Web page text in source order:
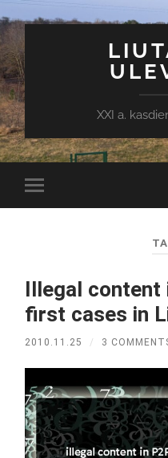
XXI a.
Toggle
mobile
Illegal content
first cases in
2010.11.25 / 3